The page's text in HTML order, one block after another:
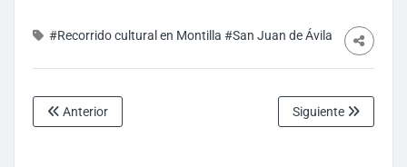
#Recorrido cultural en Montilla #San Juan de Ávila
Anterior Siguiente